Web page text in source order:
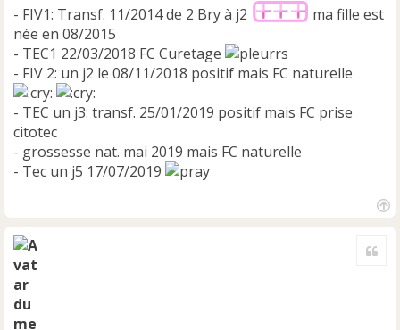
- FIV1: Transf. 11/2014 de 2 Bry à j2
ma fille est
née en 08/2015
- TEC1 22/03/2018 FC Curetage
- FIV 2: un j2 le 08/11/2018 positif mais FC naturelle
- TEC un j3: transf. 25/01/2019 positif mais FC prise
citotec
- grossesse nat. mai 2019 mais FC naturelle
- Tec un j5 17/07/2019